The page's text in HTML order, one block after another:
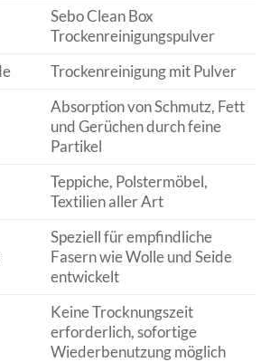
Sebo Clean Box
Trockenreinigungspulver
Trockenreinigung mit Pulver
Absorption von Schmutz, Fett
und Gerüchen durch feine
Partikel
Teppiche, Polstermöbel,
Textilien aller Art
Speziell für empfindliche
Fasern wie Wolle und Seide
entwickelt
Keine Trocknungszeit
erforderlich, sofortige
Wiederbenutzung möglich